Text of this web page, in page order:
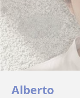
Alberto